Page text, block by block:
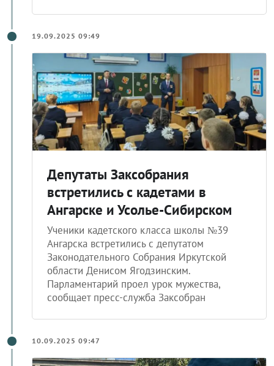
19.09.2025 09:49
Депутаты Заксобрания
встретились с кадетами в
Ангарске и Усолье-Сибирском
Ученики кадетского класса школы №39
Ангарска встретились с депутатом
Законодательного Собрания Иркутской
области Денисом Ягодзинским.
Парламентарий проел урок мужества,
сообщает пресс-служба Заксобран
10.09.2025 09:47